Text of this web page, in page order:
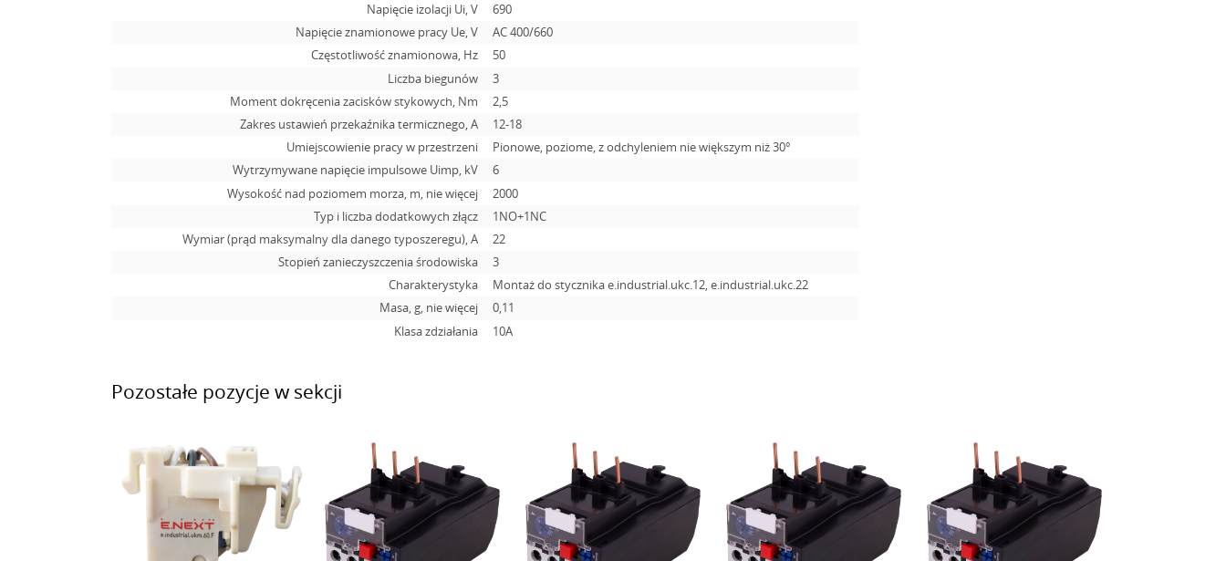
Napięcie izolacji Ui, V
690
Napięcie znamionowe pracy Ue, V
АС 400/660
Częstotliwość znamionowa, Hz
50
Liczba biegunów
3
Moment dokręcenia zacisków stykowych, Nm
2,5
Zakres ustawień przekaźnika termicznego, A
12-18
Umiejscowienie pracy w przestrzeni
Pionowe, poziome, z odchyleniem nie większym niż 30°
Wytrzymywane napięcie impulsowe Uimp, kV
6
Wysokość nad poziomem morza, m, nie więcej
2000
Typ i liczba dodatkowych złącz
1NO+1NC
Wymiar (prąd maksymalny dla danego typoszeregu), A
22
Stopień zanieczyszczenia środowiska
3
Charakterystyka
Montaż do stycznika e.industrial.ukc.12, e.industrial.ukc.22
Masa, g, nie więcej
0,11
Klasa zdziałania
10А
Pozostałe pozycje w sekcji